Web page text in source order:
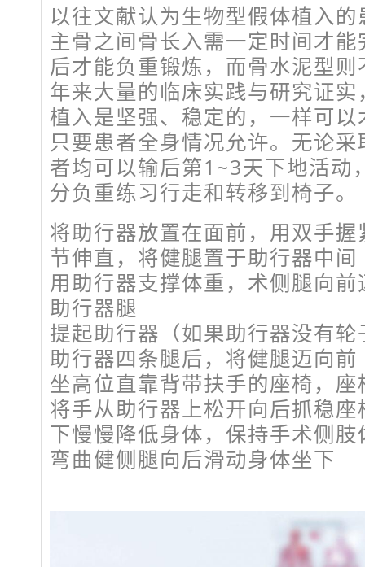
以往文献认为生物型假体植入
主骨之间骨长入需一定时间才
后才能负重锻炼，而骨水泥型
年来大量的临床实践与研究证
植入是坚强、稳定的，一样可
只要患者全身情况允许。无论
者均可以输后第1~3天下地活动
分负重练习行走和转移到椅子。
将助行器放置在面前，用双手
节伸直，将健腿置于助行器中间
用助行器支撑体重，术侧腿向
助行器腿
提起助行器（如果助行器没有
助行器四条腿后，将健腿迈向前
坐高位直靠背带扶手的座椅，
将手从助行器上松开向后抓稳
下慢慢降低身体，保持手术侧
弯曲健侧腿向后滑动身体坐下